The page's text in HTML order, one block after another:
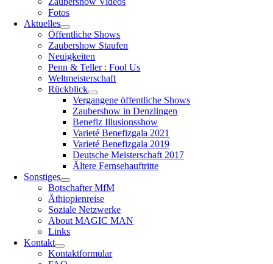
Fotos
Aktuelles
Öffentliche Shows
Zaubershow Staufen
Neuigkeiten
Penn & Teller : Fool Us
Weltmeisterschaft
Rückblick
Vergangene öffentliche Shows
Zaubershow in Denzlingen
Benefiz Illusionsshow
Varieté Benefizgala 2021
Varieté Benefizgala 2019
Deutsche Meisterschaft 2017
Ältere Fernsehauftritte
Sonstiges
Botschafter MfM
Äthiopienreise
Soziale Netzwerke
About MAGIC MAN
Links
Kontakt
Kontaktformular